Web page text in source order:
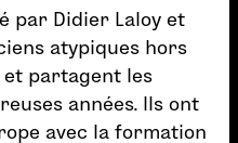
par Didier Laloy et
atypiques hors
et partagent les
années. Ils ont
avec la formation